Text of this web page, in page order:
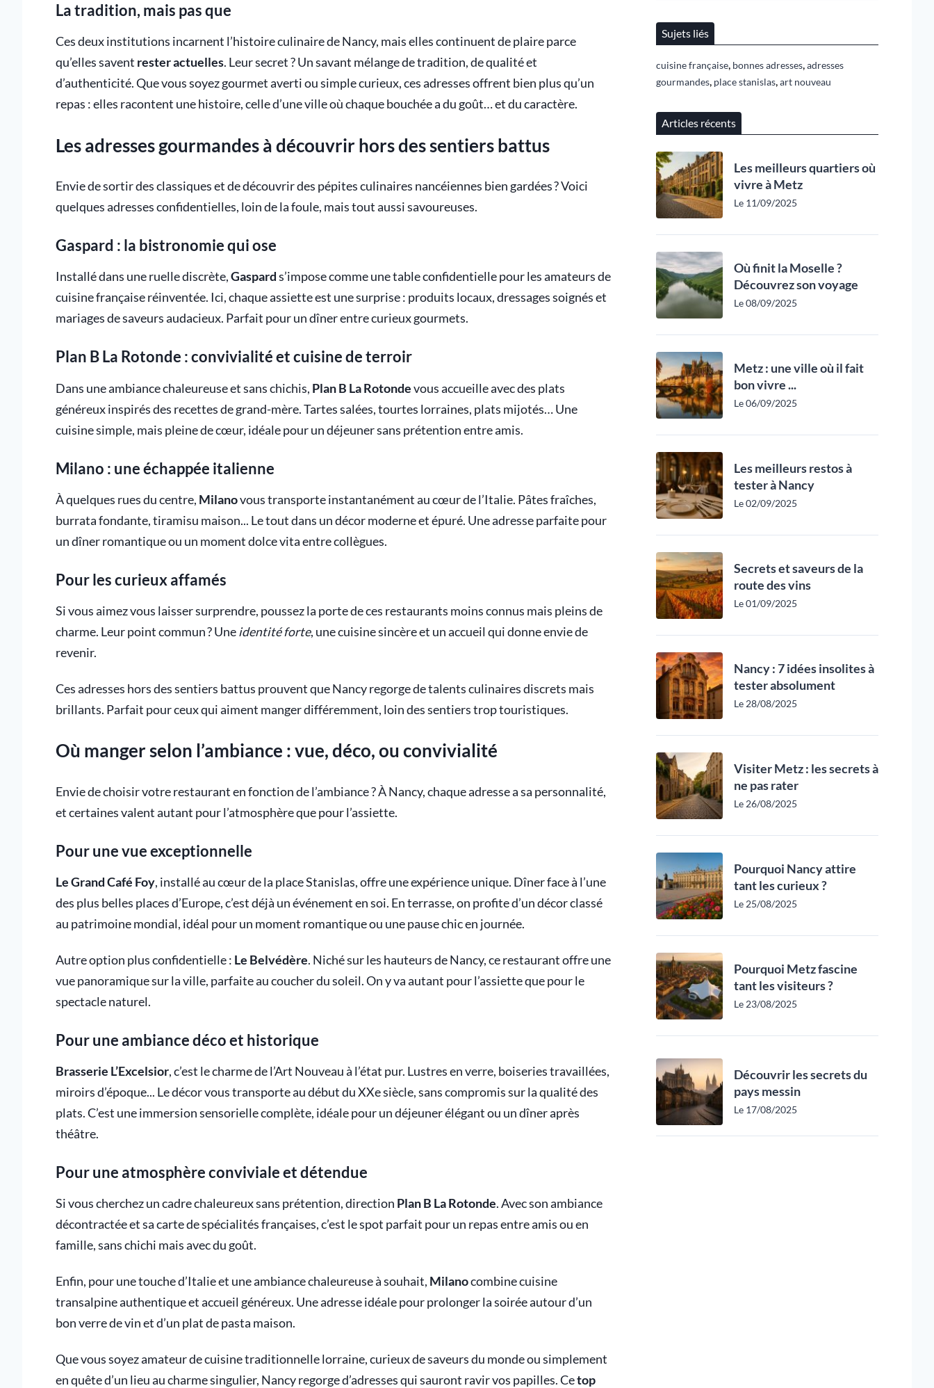
La tradition, mais pas que
Ces deux institutions incarnent l’histoire culinaire de Nancy, mais elles continuent de plaire parce
qu’elles savent rester actuelles. Leur secret ? Un savant mélange de tradition, de qualité et
d’authenticité. Que vous soyez gourmet averti ou simple curieux, ces adresses offrent bien plus qu’un
repas : elles racontent une histoire, celle d’une ville où chaque bouchée a du goût… et du caractère.
Les adresses gourmandes à découvrir hors des sentiers battus
Envie de sortir des classiques et de découvrir des pépites culinaires nancéiennes bien gardées ? Voici
quelques adresses confidentielles, loin de la foule, mais tout aussi savoureuses.
Gaspard : la bistronomie qui ose
Installé dans une ruelle discrète,Gaspards’impose comme une table confidentielle pour les amateurs de
cuisine française réinventée. Ici, chaque assiette est une surprise : produits locaux, dressages soignés et
mariages de saveurs audacieux. Parfait pour un dîner entre curieux gourmets.
Plan B La Rotonde : convivialité et cuisine de terroir
Dans une ambiance chaleureuse et sans chichis, Plan B La Rotondevous accueille avec des plats
généreux inspirés des recettes de grand-mère. Tartes salées, tourtes lorraines, plats mijotés… Une
cuisine simple, mais pleine de cœur, idéale pour un déjeuner sans prétention entre amis.
Milano : une échappée italienne
À quelques rues du centre, Milanovous transporte instantanément au cœur de l’Italie. Pâtes fraîches,
burrata fondante, tiramisu maison... Le tout dans un décor moderne et épuré. Une adresse parfaite pour
un dîner romantique ou un moment dolce vita entre collègues.
Pour les curieux affamés
Si vous aimez vous laisser surprendre, poussez la porte de ces restaurants moins connus mais pleins de
charme. Leur point commun ? Uneidentité forte, une cuisine sincère et un accueil qui donne envie de
revenir.
Ces adresses hors des sentiers battus prouvent que Nancy regorge de talents culinaires discrets mais
brillants. Parfait pour ceux qui aiment manger différemment, loin des sentiers trop touristiques.
Où manger selon l’ambiance : vue, déco, ou convivialité
Envie de choisir votre restaurant en fonction de l’ambiance ? À Nancy, chaque adresse a sa personnalité,
et certaines valent autant pour l’atmosphère que pour l’assiette.
Pour une vue exceptionnelle
Le Grand Café Foy, installé au cœur de la place Stanislas, offre une expérience unique. Dîner face à l’une
des plus belles places d’Europe, c’est déjà un événement en soi. En terrasse, on profite d’un décor classé
au patrimoine mondial, idéal pour un moment romantique ou une pause chic en journée.
Autre option plus confidentielle : Le Belvédère. Niché sur les hauteurs de Nancy, ce restaurant offre une
vue panoramique sur la ville, parfaite au coucher du soleil. On y va autant pour l’assiette que pour le
spectacle naturel.
Pour une ambiance déco et historique
Brasserie L’Excelsior, c’est le charme de l’Art Nouveau à l’état pur. Lustres en verre, boiseries travaillées,
miroirs d’époque... Le décor vous transporte au début du XXe siècle, sans compromis sur la qualité des
plats. C’est une immersion sensorielle complète, idéale pour un déjeuner élégant ou un dîner après
théâtre.
Pour une atmosphère conviviale et détendue
Si vous cherchez un cadre chaleureux sans prétention, direction Plan B La Rotonde. Avec son ambiance
décontractée et sa carte de spécialités françaises, c’est le spot parfait pour un repas entre amis ou en
famille, sans chichi mais avec du goût.
Enfin, pour une touche d’Italie et une ambiance chaleureuse à souhait, Milanocombine cuisine
transalpine authentique et accueil généreux. Une adresse idéale pour prolonger la soirée autour d’un
bon verre de vin et d’un plat de pasta maison.
Que vous soyez amateur de cuisine traditionnelle lorraine, curieux de saveurs du monde ou simplement
en quête d’un lieu au charme singulier, Nancy regorge d’adresses qui sauront ravir vos papilles. Cetop
Sujets liés
cuisine française, bonnes adresses,adresses
gourmandes, place stanislas,art nouveau
Articles récents
Les meilleurs quartiers où
vivre à Metz
Le 11/09/2025
Où finit la Moselle ?
Découvrez son voyage
Le 08/09/2025
Metz : une ville où il fait
bon vivre ...
Le 06/09/2025
Les meilleurs restos à
tester à Nancy
Le 02/09/2025
Secrets et saveurs de la
route des vins
Le 01/09/2025
Nancy : 7 idées insolites à
tester absolument
Le 28/08/2025
Visiter Metz : les secrets à
ne pas rater
Le 26/08/2025
Pourquoi Nancy attire
tant les curieux ?
Le 25/08/2025
Pourquoi Metz fascine
tant les visiteurs ?
Le 23/08/2025
Découvrir les secrets du
pays messin
Le 17/08/2025